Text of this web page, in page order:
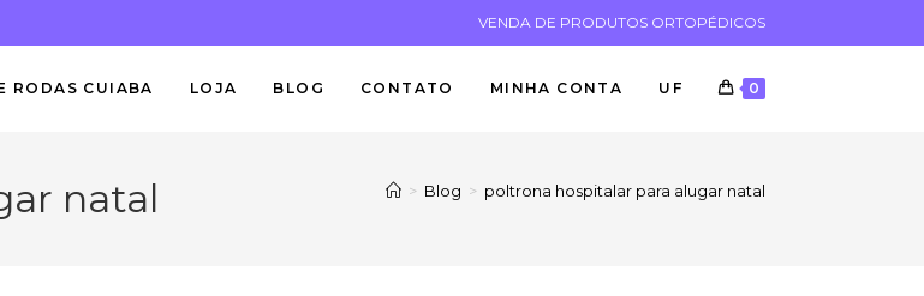
VENDA DE PRODUTOS ORTOPÉDICOS
RODAS CUIABA LOJA BLOG CONTATO MINHA CONTA UF 0
natal > Blog > poltrona hospitalar para alugar natal